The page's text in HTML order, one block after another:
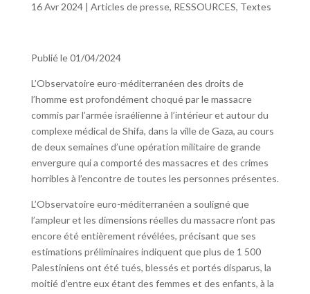
16 Avr 2024| Articles de presse, RESSOURCES, Textes
Publié le 01/04/2024
L’Observatoire euro-méditerranéen des droits de
l’homme est profondément choqué par le massacre
commis par l’armée israélienne à l’intérieur et autour du
complexe médical de Shifa, dans la ville de Gaza, au cours
de deux semaines d’une opération militaire de grande
envergure qui a comporté des massacres et des crimes
horribles à l’encontre de toutes les personnes présentes.
L’Observatoire euro-méditerranéen a souligné que
l’ampleur et les dimensions réelles du massacre n’ont pas
encore été entièrement révélées, précisant que ses
estimations préliminaires indiquent que plus de 1 500
Palestiniens ont été tués, blessés et portés disparus, la
moitié d’entre eux étant des femmes et des enfants, à la